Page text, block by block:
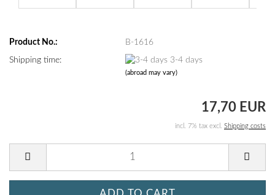
Product No.: B-1616
Shipping time: 3-4 days
(abroad may vary)
17,70 EUR
incl. 7% tax excl. Shipping costs